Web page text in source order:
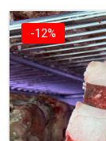
-12%